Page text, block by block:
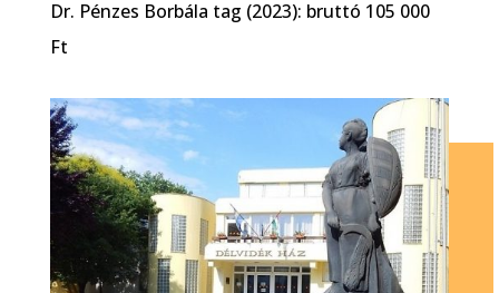
Dr. Pénzes Borbála tag (2023): bruttó 105 000
Ft